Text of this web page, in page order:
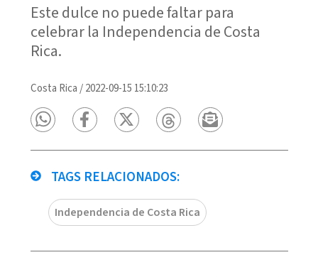
Este dulce no puede faltar para
celebrar la Independencia de Costa
Rica.
Costa Rica /2022-09-15 15:10:23
TAGS RELACIONADOS:
Independencia de Costa Rica